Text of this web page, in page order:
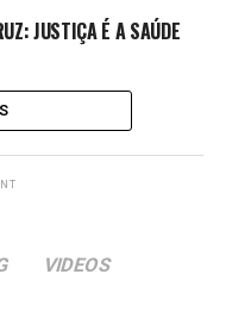
JUSTIÇA É A SAÚDE
VIDEOS